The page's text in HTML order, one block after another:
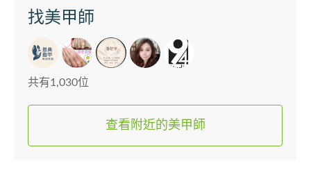
找美甲師
共有1,030位
查看附近的美甲師